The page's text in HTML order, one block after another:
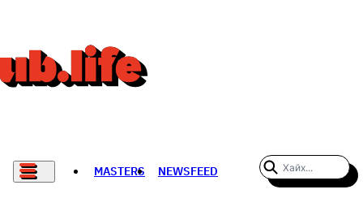
MASTERS NEWSFEED